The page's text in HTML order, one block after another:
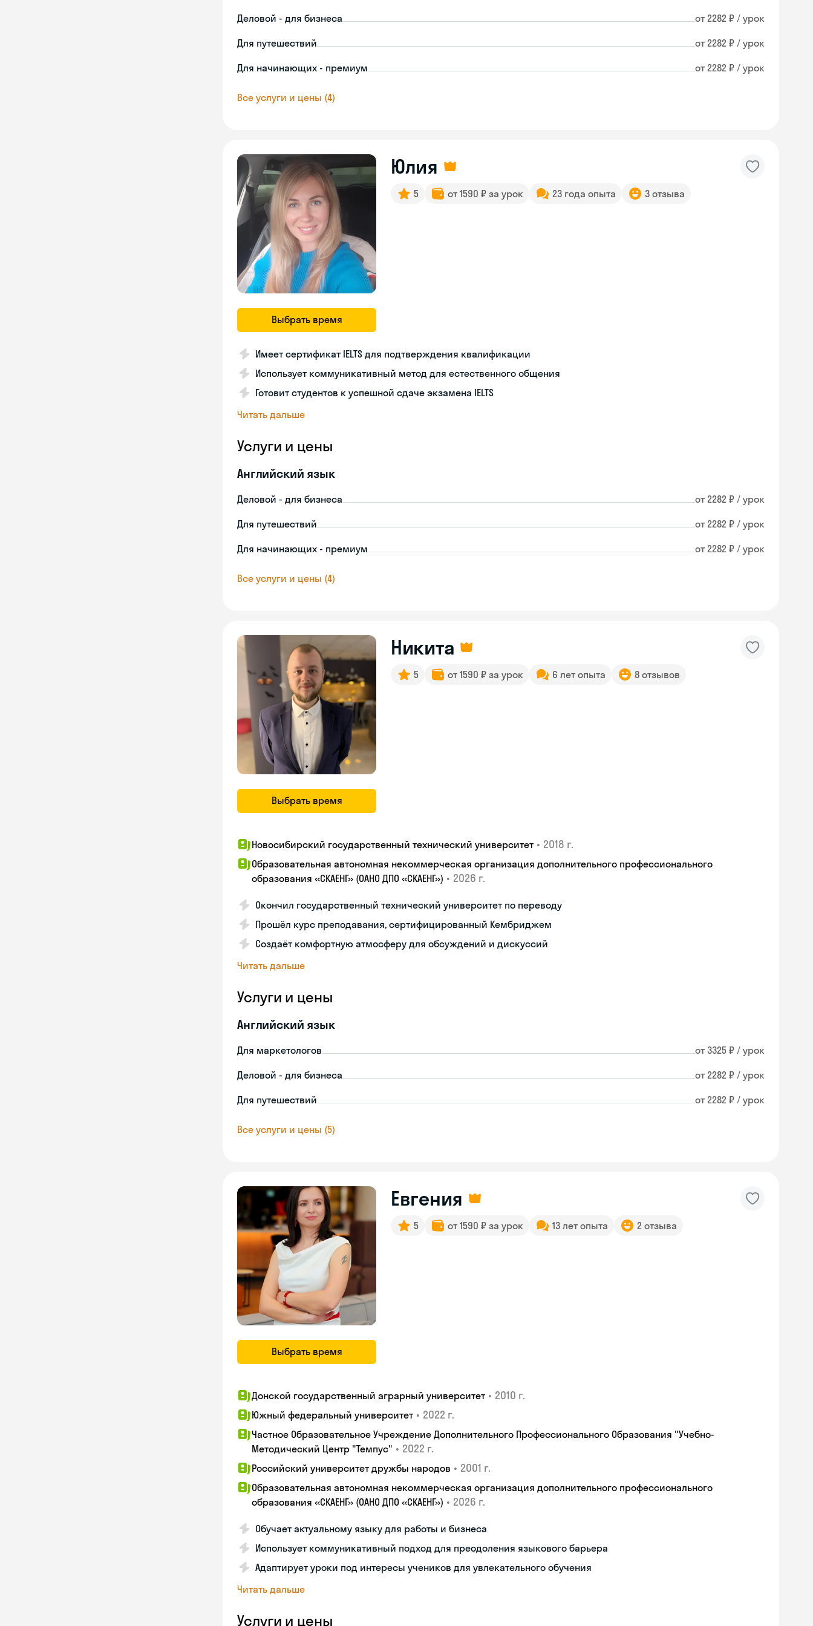
Деловой - для бизнеса от 2282 ₽ / урок
Для путешествий от 2282 ₽ / урок
Для начинающих - премиум от 2282 ₽ / урок
Все услуги и цены (4)
Выбрать время
Юлия
5 от 1590 ₽ за урок 23 года опыта 3 отзыва
Имеет сертификат IELTS для подтверждения квалификации
Использует коммуникативный метод для естественного общения
Готовит студентов к успешной сдаче экзамена IELTS
Читать дальше
Услуги и цены
Английский язык
Деловой - для бизнеса от 2282 ₽ / урок
Для путешествий от 2282 ₽ / урок
Для начинающих - премиум от 2282 ₽ / урок
Все услуги и цены (4)
Выбрать время
Никита
5 от 1590 ₽ за урок 6 лет опыта 8 отзывов
Новосибирский государственный технический университет • 2018 г.
Образовательная автономная некоммерческая организация дополнительного профессионального
образования «СКАЕНГ» (ОАНО ДПО «СКАЕНГ») • 2026 г.
Окончил государственный технический университет по переводу
Прошёл курс преподавания, сертифицированный Кембриджем
Создаёт комфортную атмосферу для обсуждений и дискуссий
Читать дальше
Услуги и цены
Английский язык
Для маркетологов от 3325 ₽ / урок
Деловой - для бизнеса от 2282 ₽ / урок
Для путешествий от 2282 ₽ / урок
Все услуги и цены (5)
Выбрать время
Евгения
5 от 1590 ₽ за урок 13 лет опыта 2 отзыва
Донской государственный аграрный университет • 2010 г.
Южный федеральный университет • 2022 г.
Частное Образовательное Учреждение Дополнительного Профессионального Образования "Учебно-
Методический Центр "Темпус" • 2022 г.
Российский университет дружбы народов • 2001 г.
Образовательная автономная некоммерческая организация дополнительного профессионального
образования «СКАЕНГ» (ОАНО ДПО «СКАЕНГ») • 2026 г.
Обучает актуальному языку для работы и бизнеса
Использует коммуникативный подход для преодоления языкового барьера
Адаптирует уроки под интересы учеников для увлекательного обучения
Читать дальше
Услуги и цены